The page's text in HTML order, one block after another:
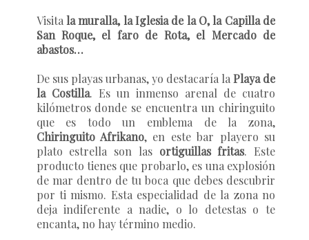
Visitala muralla, la Iglesia de la O, la Capilla de
San Roque, el faro de Rota, el Mercado de
abastos…
De sus playas urbanas, yo destacaría laPlaya de
la Costilla. Es un inmenso arenal de cuatro
kilómetros donde se encuentra un chiringuito
que es todo un emblema de la zona,
Chiringuito Afrikano, en este bar playero su
plato estrella son las ortiguillas fritas. Este
producto tienes que probarlo, es una explosión
de mar dentro de tu boca que debes descubrir
por ti mismo. Esta especialidad de la zona no
deja indiferente a nadie, o lo detestas o te
encanta, no hay término medio.